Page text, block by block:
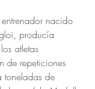
nacido
producía
atletas
de repeticiones
toneladas de